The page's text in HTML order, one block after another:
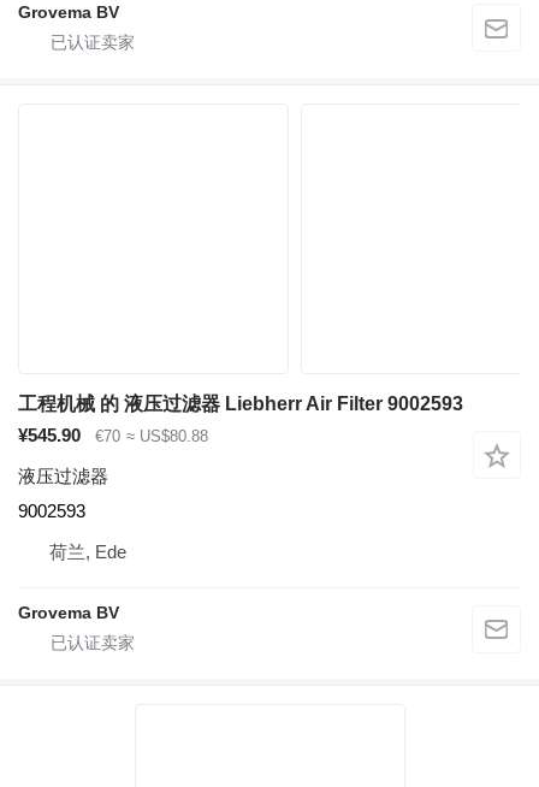
Grovema BV
工程机械 的 液压过滤器 Liebherr Air Filter 9002593
¥545.90
€70 ≈ US$80.88
液压过滤器
9002593
荷兰, Ede
Grovema BV